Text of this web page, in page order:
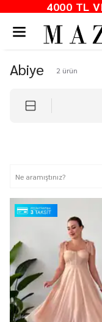
4000 TL
Abiye 2 ürün